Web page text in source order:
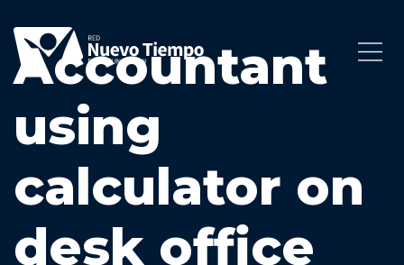
Accountant
using
calculator on
desk office